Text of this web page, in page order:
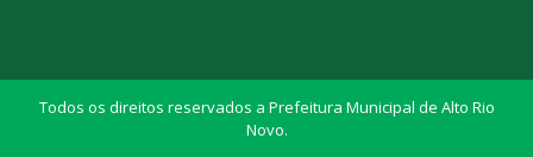
Todos os direitos reservados a Prefeitura Municipal de Alto Rio
Novo.